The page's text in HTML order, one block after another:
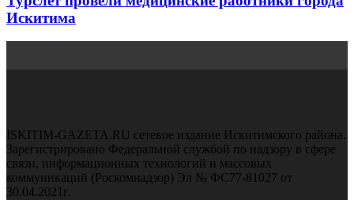
Искитима
ISKITIM-GAZETA.RU сетевое издание Искитимского района.
Зарегистрировано Федеральной службой по надзору в сфере
связи, информационных технологий и массовых
коммуникаций (Роскомнадзор) Эл № ФС77-81027 от
30.04.2021г.